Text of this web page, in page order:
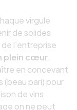
virgule
de solides
l’entreprise
plein cœur.
en concevant
(beau pari) pour
de vins
on ne peut